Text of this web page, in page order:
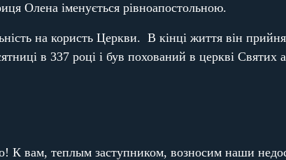
Олена іменується рівноапостольною.
на користь Церкви. В кінці життя він
в 337 році і був похований в церкві Святих
К вам, теплым заступником, возносим наши